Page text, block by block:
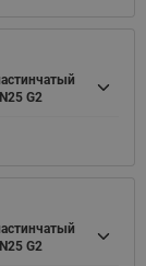
G2
G2